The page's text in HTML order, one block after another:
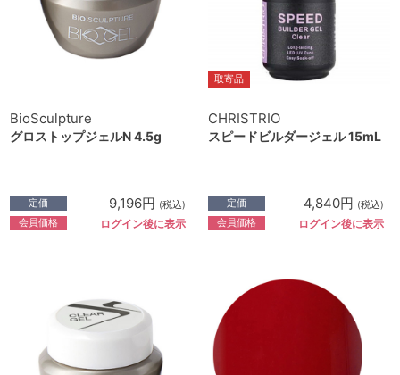
BioSculpture
グロストップジェルN 4.5g
定価 9,196円 (税込)
会員価格 ログイン後に表示
取寄品
CHRISTRIO
スピードビルダージェル 15mL
定価 4,840円 (税込)
会員価格 ログイン後に表示